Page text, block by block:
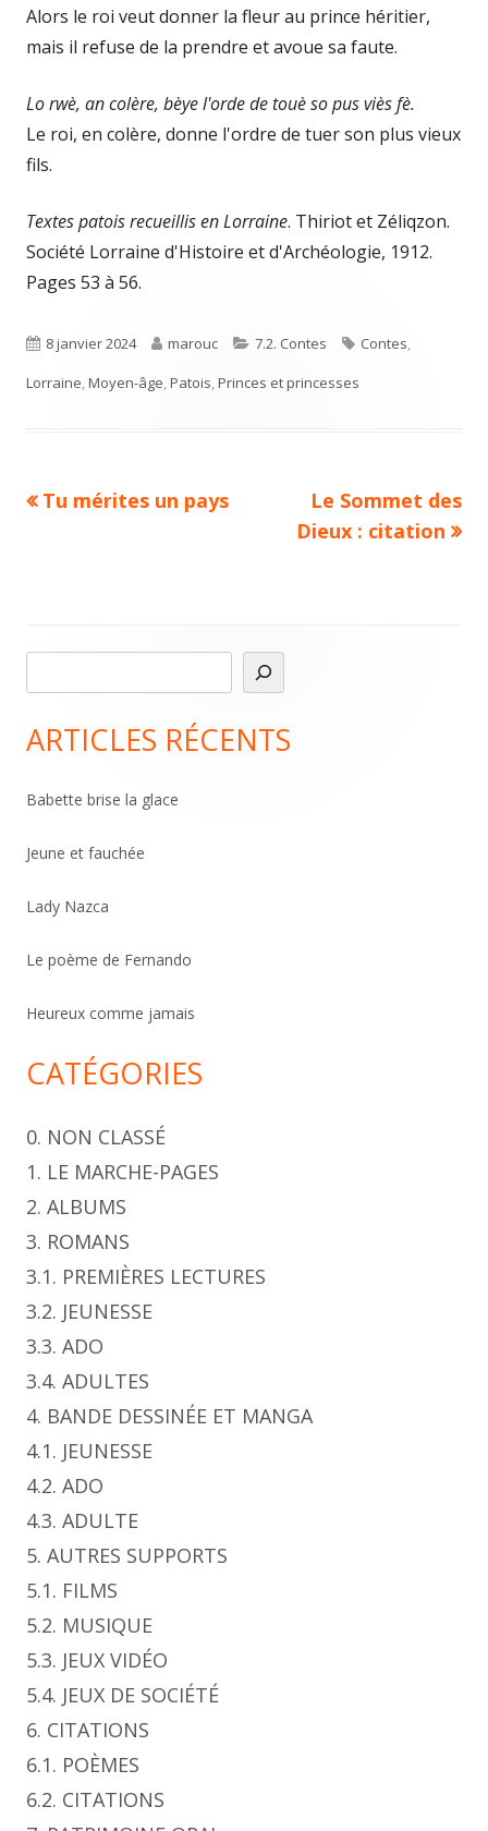
Alors le roi veut donner la fleur au prince héritier,
mais il refuse de la prendre et avoue sa faute.
Lo rwè, an colère, bèye l'orde de touè so pus viès fè.
Le roi, en colère, donne l'ordre de tuer son plus vieux
fils.
Textes patois recueillis en Lorraine. Thiriot et Zéliqzon.
Société Lorraine d'Histoire et d'Archéologie, 1912.
Pages 53 à 56.
Published
on
8 janvier 2024 Author
marouc Categories
7.2. Contes Tags
Contes,
Lorraine,Moyen-âge,Patois,Princes et princesses
Navigation
Previous
Tu mérites un pays
Next
article:
Le Sommet des
Dieux : citation
Sidebar
e
h
c
e
ARTICLES RÉCENTS
Babette brise la glace
Jeune et fauchée
Lady Nazca
Le poème de Fernando
Heureux comme jamais
CATÉGORIES
0. NON CLASSÉ
1. LE MARCHE-PAGES
2. ALBUMS
3. ROMANS
3.1. PREMIÈRES LECTURES
3.2. JEUNESSE
3.3. ADO
3.4. ADULTES
4. BANDE DESSINÉE ET MANGA
4.1. JEUNESSE
4.2. ADO
4.3. ADULTE
5. AUTRES SUPPORTS
5.1. FILMS
5.2. MUSIQUE
5.3. JEUX VIDÉO
5.4. JEUX DE SOCIÉTÉ
6. CITATIONS
6.1. POÈMES
6.2. CITATIONS